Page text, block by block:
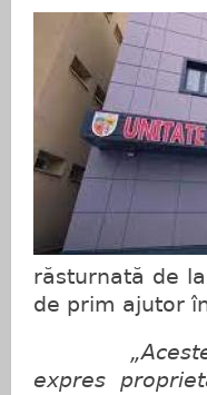
răsturnată de
de prim ajutor
„Aceste
expres